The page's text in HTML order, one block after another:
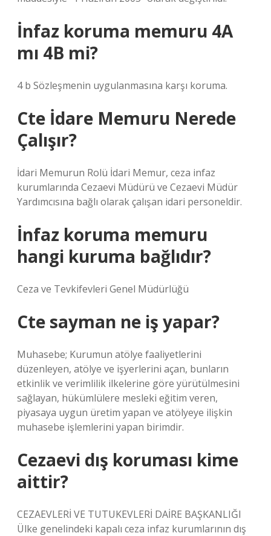
İnfaz koruma memuru 4A
mı 4B mi?
4 b Sözleşmenin uygulanmasına karşı koruma.
Cte İdare Memuru Nerede
Çalışır?
İdari Memurun Rolü İdari Memur, ceza infaz
kurumlarında Cezaevi Müdürü ve Cezaevi Müdür
Yardımcısına bağlı olarak çalışan idari personeldir.
İnfaz koruma memuru
hangi kuruma bağlıdır?
Ceza ve Tevkifevleri Genel Müdürlüğü
Cte sayman ne iş yapar?
Muhasebe; Kurumun atölye faaliyetlerini
düzenleyen, atölye ve işyerlerini açan, bunların
etkinlik ve verimlilik ilkelerine göre yürütülmesini
sağlayan, hükümlülere mesleki eğitim veren,
piyasaya uygun üretim yapan ve atölyeye ilişkin
muhasebe işlemlerini yapan birimdir.
Cezaevi dış koruması kime
aittir?
CEZAEVLERİ VE TUTUKEVLERİ DAİRE BAŞKANLIĞI
Ülke genelindeki kapalı ceza infaz kurumlarının dış